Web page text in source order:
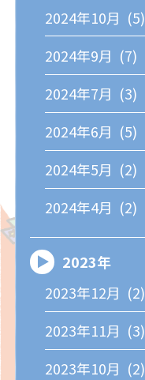
2024年10月 (5)
2024年9月 (7)
2024年7月 (3)
2024年6月 (5)
2024年5月 (2)
2024年4月 (2)
2023年
2023年12月 (2)
2023年11月 (3)
2023年10月 (2)